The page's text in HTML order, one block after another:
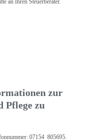
an Ihren Steuerberater.
zur
Pflege zu
07154 805695.